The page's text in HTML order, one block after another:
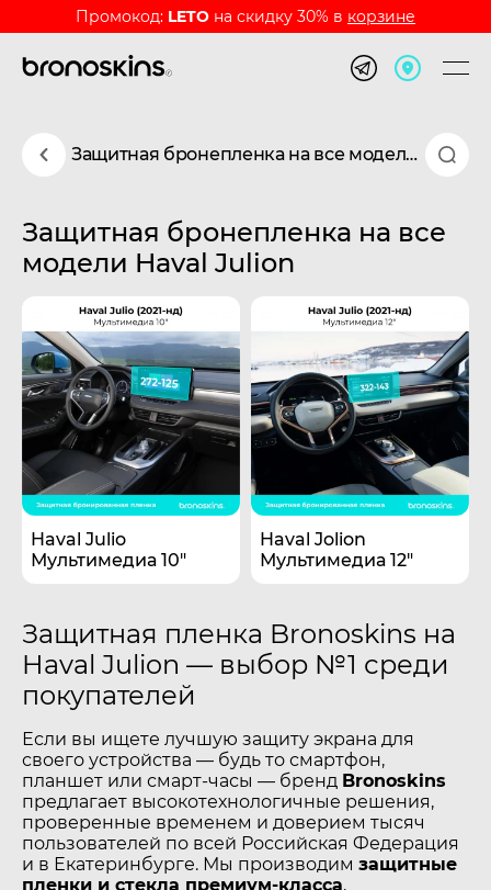
Промокод: LETO на скидку 30% в корзине
Защитная бронепленка на все модели Haval Julion
Защитная бронепленка на все
модели Haval Julion
Haval Julio
Мультимедиа 10"
Haval Jolion
Мультимедиа 12"
Защитная пленка Bronoskins на
Haval Julion — выбор №1 среди
покупателей
Если вы ищете лучшую защиту экрана для
своего устройства — будь то смартфон,
планшет или смарт-часы — бренд Bronoskins
предлагает высокотехнологичные решения,
проверенные временем и доверием тысяч
пользователей по всей Российская Федерация
и в Екатеринбурге. Мы производим защитные
пленки и стекла премиум-класса,